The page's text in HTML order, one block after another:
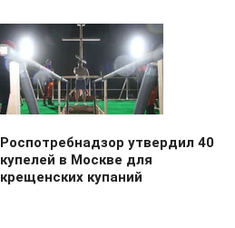
Роспотребнадзор утвердил 40
купелей в Москве для
крещенских купаний